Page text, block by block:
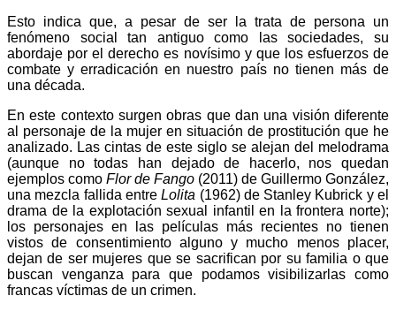
Esto indica que, a pesar de ser la trata de persona un
fenómeno social tan antiguo como las sociedades, su
abordaje por el derecho es novísimo y que los esfuerzos de
combate y erradicación en nuestro país no tienen más de
una década.
En este contexto surgen obras que dan una visión diferente
al personaje de la mujer en situación de prostitución que he
analizado. Las cintas de este siglo se alejan del melodrama
(aunque no todas han dejado de hacerlo, nos quedan
ejemplos como Flor de Fango (2011) de Guillermo González,
una mezcla fallida entreLolita (1962) de Stanley Kubrick y el
drama de la explotación sexual infantil en la frontera norte);
los personajes en las películas más recientes no tienen
vistos de consentimiento alguno y mucho menos placer,
dejan de ser mujeres que se sacrifican por su familia o que
buscan venganza para que podamos visibilizarlas como
francas víctimas de un crimen.